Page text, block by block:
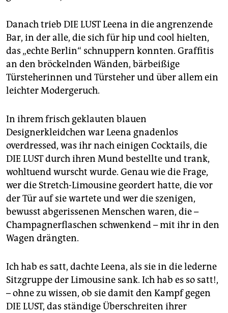
Danach trieb DIE LUST Leena in die angrenzende
Bar, in der alle, die sich für hip und cool hielten,
das „echte Berlin“ schnuppern konnten. Graffitis
an den bröckelnden Wänden, bärbeißige
Türsteherinnen und Türsteher und über allem ein
leichter Modergeruch.
In ihrem frisch geklauten blauen
Designerkleidchen war Leena gnadenlos
overdressed, was ihr nach einigen Cocktails, die
DIE LUST durch ihren Mund bestellte und trank,
wohltuend wurscht wurde. Genau wie die Frage,
wer die Stretch-Limousine geordert hatte, die vor
der Tür auf sie wartete und wer die szenigen,
bewusst abgerissenen Menschen waren, die –
Champagnerflaschen schwenkend – mit ihr in den
Wagen drängten.
Ich hab es satt, dachte Leena, als sie in die lederne
Sitzgruppe der Limousine sank. Ich hab es so satt!,
– ohne zu wissen, ob sie damit den Kampf gegen
DIE LUST, das ständige Überschreiten ihrer